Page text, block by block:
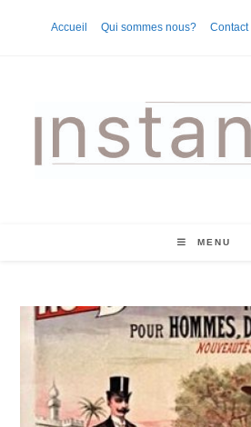
Accueil Qui sommes nous? Contact
MENU